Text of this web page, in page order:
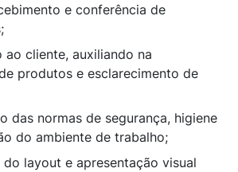
e conferência de
ao cliente, auxiliando na
produtos e esclarecimento de
das normas de segurança, higiene
do ambiente de trabalho;
do layout e apresentação visual